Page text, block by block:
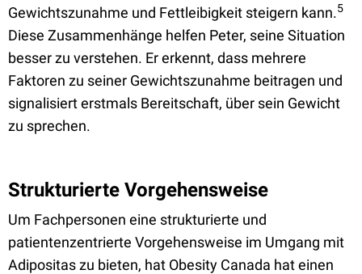
Gewichtszunahme und Fettleibigkeit steigern kann.5
Diese Zusammenhänge helfen Peter, seine Situation
besser zu verstehen. Er erkennt, dass mehrere
Faktoren zu seiner Gewichtszunahme beitragen und
signalisiert erstmals Bereitschaft, über sein Gewicht
zu sprechen.
Strukturierte Vorgehensweise
Um Fachpersonen eine strukturierte und
patientenzentrierte Vorgehensweise im Umgang mit
Adipositas zu bieten, hat Obesity Canada hat einen